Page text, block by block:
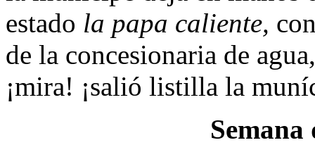
estado la papa caliente,
de la concesionaria de
¡mira! ¡salió listilla la
Semana